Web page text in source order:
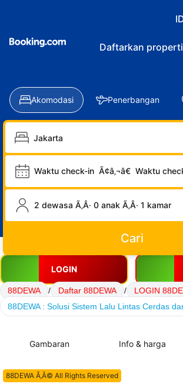
Daftarkan
Akomodasi Penerbangan
Waktu check-in Ã¢â‚¬â€ Waktu
2 dewasa Ã‚Â· 0 anak Ã‚Â· 1 kamar
Cari
LOGIN
88DEWA / Daftar 88DEWA / LOGIN
88DEWA : Solusi Sistem Lalu Lintas Cerdas
Gambaran Info & harga
88DEWA Ã‚Â© All Rights Reserved